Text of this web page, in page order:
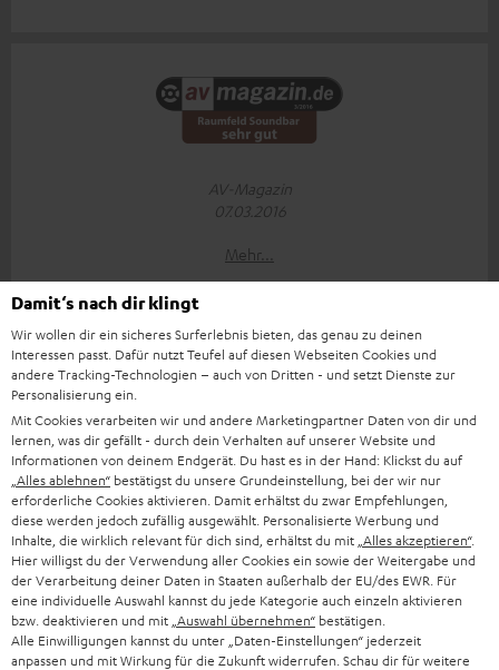
AV-Magazin
07.03.2016
Mehr...
Digital Home
02/2016
Mehr...
Damit‘s nach dir klingt
Wir wollen dir ein sicheres Surferlebnis bieten, das genau zu deinen
Interessen passt. Dafür nutzt Teufel auf diesen Webseiten Cookies und
andere Tracking-Technologien – auch von Dritten - und setzt Dienste zur
Personalisierung ein.
Mit Cookies verarbeiten wir und andere Marketingpartner Daten von dir und
lernen, was dir gefällt - durch dein Verhalten auf unserer Website und
Informationen von deinem Endgerät. Du hast es in der Hand: Klickst du auf
„Alles ablehnen“ bestätigst du unsere Grundeinstellung, bei der wir nur
erforderliche Cookies aktivieren. Damit erhältst du zwar Empfehlungen,
diese werden jedoch zufällig ausgewählt. Personalisierte Werbung und
Inhalte, die wirklich relevant für dich sind, erhältst du mit „Alles akzeptieren“.
Hier willigst du der Verwendung aller Cookies ein sowie der Weitergabe und
der Verarbeitung deiner Daten in Staaten außerhalb der EU/des EWR. Für
eine individuelle Auswahl kannst du jede Kategorie auch einzeln aktivieren
bzw. deaktivieren und mit „Auswahl übernehmen“ bestätigen.
Alle Einwilligungen kannst du unter „Daten-Einstellungen“ jederzeit
anpassen und mit Wirkung für die Zukunft widerrufen. Schau dir für weitere